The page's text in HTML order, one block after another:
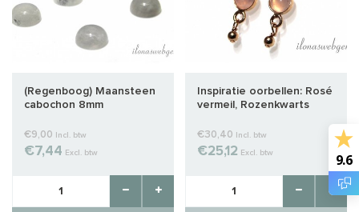
(Regenboog) Maansteen
cabochon 8mm
€9,00 Incl. btw
€7,44 Excl. btw
Inspiratie oorbellen: Rosé
vermeil, Rozenkwarts
€30,40 Incl. btw
€25,12 Excl. btw 9.6